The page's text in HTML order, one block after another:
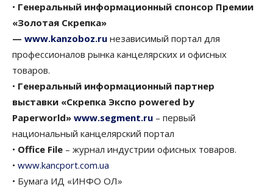
• Генеральный информационный спонсор Премии
«Золотая Скрепка»
— www.kanzoboz.ru независимый портал для
профессионалов рынка канцелярских и офисных
товаров.
• Генеральный информационный партнер
выставки «Скрепка Экспо powered by
Paperworld» www.segment.ru – первый
национальный канцелярский портал
• Office File – журнал индустрии офисных товаров.
• www.kancport.com.ua
• Бумага ИД «ИНФО ОЛ»